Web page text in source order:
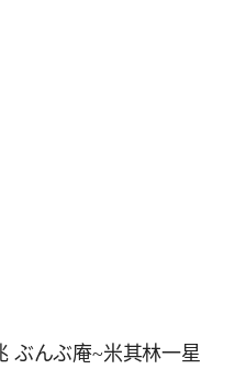
ぶんぶ庵~米其林一星